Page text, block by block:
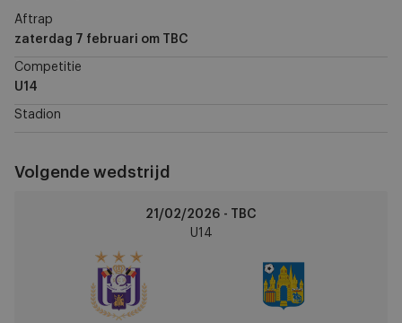
Aftrap
zaterdag 7 februari om TBC
Competitie
U14
Stadion
Volgende wedstrijd
21/02/2026 - TBC
U14